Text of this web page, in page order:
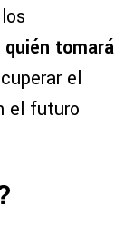
tomará
el
el futuro